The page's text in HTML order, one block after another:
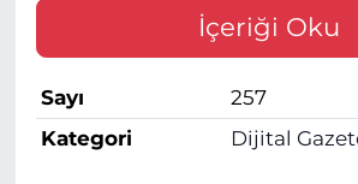
İçeriği Oku
Sayı
257
Kategori
Dijital